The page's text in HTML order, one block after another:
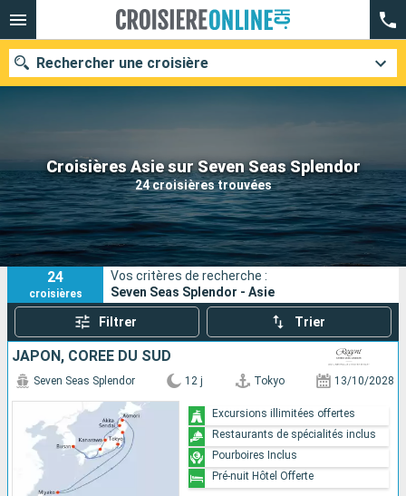
Croisières Asie sur Seven Seas Splendor
24 croisières trouvées
Rechercher une croisière
Nos destinations
Mois de départ
Ports Compagnies
Rechercher
24
croisières
Vos critères de recherche :
Seven Seas Splendor - Asie
Filtrer Trier
JAPON, CORÉE DU SUD
Seven Seas Splendor 12 j Tokyo 13/10/2028
Excursions illimitées offertes
Restaurants de spécialités inclus
Pourboires Inclus
Pré-nuit Hôtel Offerte